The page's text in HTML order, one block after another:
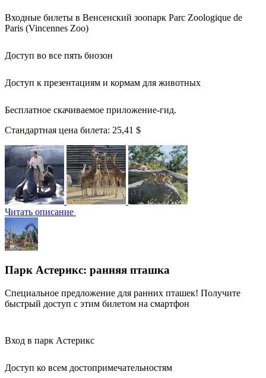
Входные билеты в Венсенский зоопарк Parc Zoologique de
Paris (Vincennes Zoo)
Доступ во все пять биозон
Доступ к презентациям и кормам для животных
Бесплатное скачиваемое приложение-гид.
Стандартная цена билета: 25,41 $
Читать описание
Парк Астерикс: ранняя пташка
Специальное предложение для ранних пташек! Получите
быстрый доступ с этим билетом на смартфон
Вход в парк Астерикс
Доступ ко всем достопримечательностям